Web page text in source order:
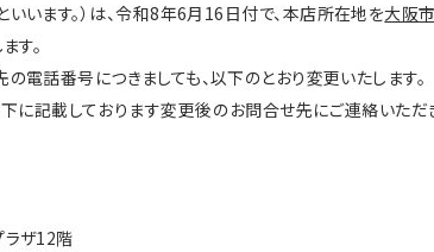
います。）は、令和8年6月16日付で、本店所在地を大阪
す。
電話番号につきましても、以下のとおり変更いたします。
記載しております変更後のお問合せ先にご連絡いただ
ザ12階